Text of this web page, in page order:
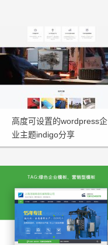
高度可设置的wordpress企
业主题indigo分享